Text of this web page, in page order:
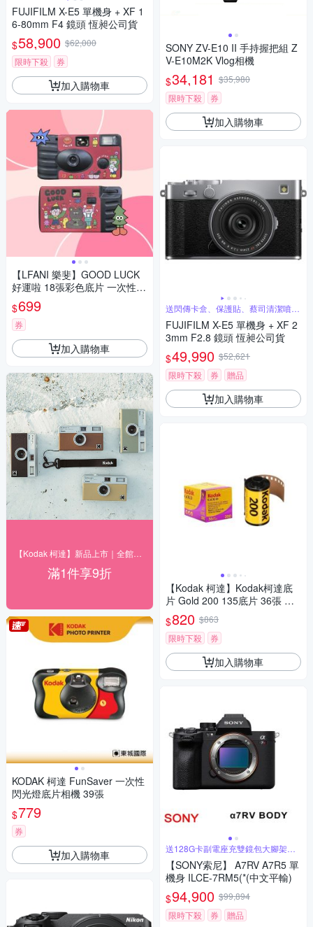
FUJIFILM X-E5 單機身 + XF 1
6-80mm F4 鏡頭 恆昶公司貨
$58,900 $62,000
限時下殺
券
加入購物車
【LFANI 樂斐】GOOD LUCK
好運啦 18張彩色底片 一次性即
可拍相機 (內置閃光燈)
$699
券
加入購物車
滿1件享9折
KODAK 柯達 FunSaver 一次性
閃光燈底片相機 39張
$779
券
加入購物車
SONY ZV-E10 II 手持握把組 Z
V-E10M2K Vlog相機
$34,181 $35,980
限時下殺
券
加入購物車
送閃傳卡盒、保護貼、蔡司清潔噴霧
組
FUJIFILM X-E5 單機身 + XF 2
3mm F2.8 鏡頭 恆昶公司貨
$49,990 $52,621
限時下殺
券 贈品
加入購物車
【Kodak 柯達】Kodak柯達底
片 Gold 200 135底片 36張 底
片 彩色負片(一入組)
$820 $863
限時下殺
券
加入購物車
送128G卡副電座充雙鏡包大腳架拭
鏡筆
【SONY索尼】 A7RV A7R5 單
機身 ILCE-7RM5(*(中文平輸)
$94,900 $99,894
限時下殺
券 贈品